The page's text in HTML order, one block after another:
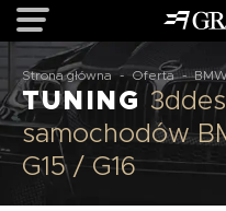
Strona główna - Oferta -
TUNING
samochodów
G15 / G16